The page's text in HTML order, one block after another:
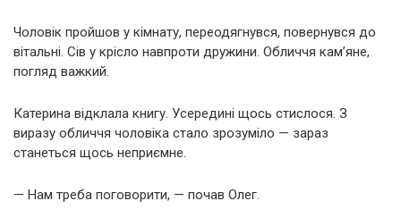
Чоловік пройшов у кімнату, переодягнувся, повернувся до
вітальні. Сів у крісло навпроти дружини. Обличчя кам’яне,
погляд важкий.
Катерина відклала книгу. Усередині щось стислося. З
виразу обличчя чоловіка стало зрозуміло — зараз
станеться щось неприємне.
— Нам треба поговорити, — почав Олег.